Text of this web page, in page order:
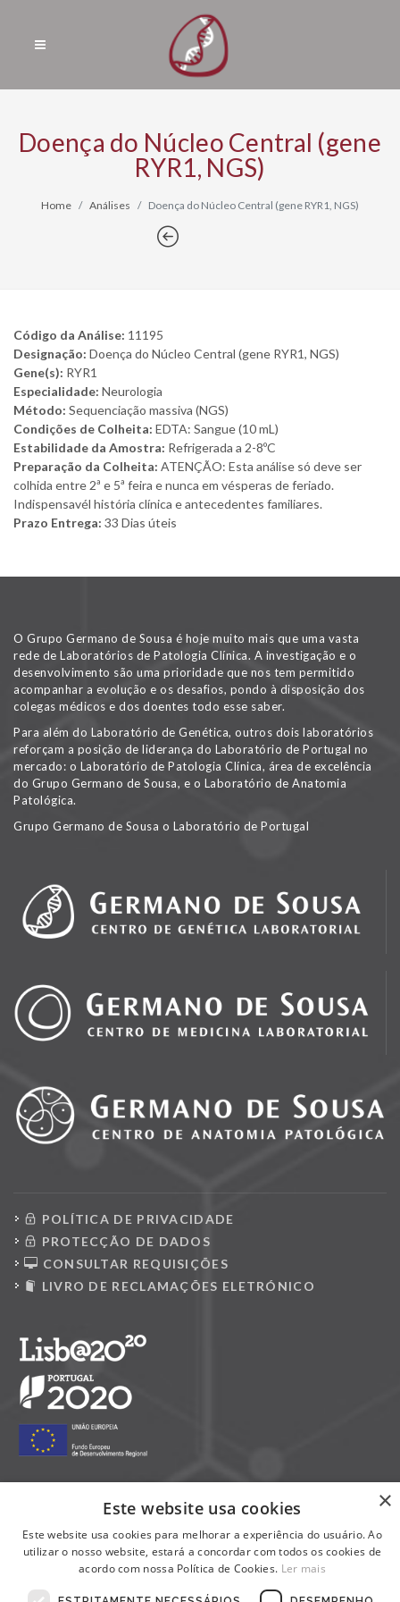
Doença do Núcleo Central (gene
RYR1, NGS)
Home Análises Doença do Núcleo Central (gene RYR1, NGS)
Código da Análise: 11195
Designação: Doença do Núcleo Central (gene RYR1, NGS)
Gene(s): RYR1
Especialidade: Neurologia
Método: Sequenciação massiva (NGS)
Condições de Colheita: EDTA: Sangue (10 mL)
Estabilidade da Amostra: Refrigerada a 2-8ºC
Preparação da Colheita: ATENÇÃO: Esta análise só deve ser
colhida entre 2ª e 5ª feira e nunca em vésperas de feriado.
Indispensavél história clínica e antecedentes familiares.
Prazo Entrega: 33 Dias úteis
O Grupo Germano de Sousa é hoje muito mais que uma vasta
rede de Laboratórios de Patologia Clínica. A investigação e o
desenvolvimento são uma prioridade que nos tem permitido
acompanhar a evolução e os desafios, pondo à disposição dos
colegas médicos e dos doentes todo esse saber.
Para além do Laboratório de Genética, outros dois laboratórios
reforçam a posição de liderança do Laboratório de Portugal no
mercado: o Laboratório de Patologia Clínica, área de excelência
do Grupo Germano de Sousa, e o Laboratório de Anatomia
Patológica.
Grupo Germano de Sousa o Laboratório de Portugal
POLÍTICA DE PRIVACIDADE
PROTECÇÃO DE DADOS
CONSULTAR REQUISIÇÕES
LIVRO DE RECLAMAÇÕES ELETRÓNICO
×
Este website usa cookies
Este website usa cookies para melhorar a experiência do usuário. Ao
utilizar o nosso website, estará a concordar com todos os cookies de
acordo com nossa Política de Cookies. Ler mais